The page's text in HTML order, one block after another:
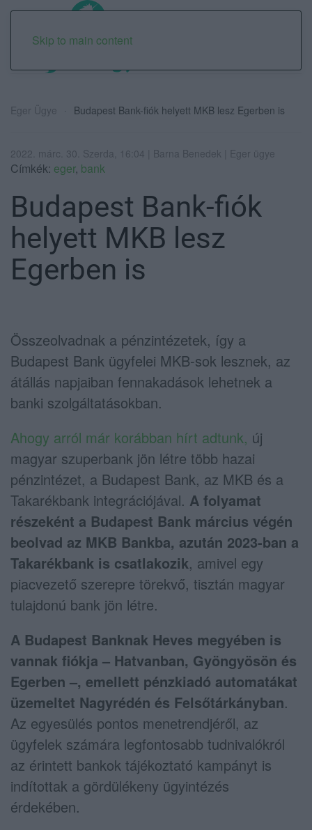
Skip to main content
Eger Ügye Budapest Bank-fiók helyett MKB lesz Egerben is
2022. márc. 30. Szerda, 16:04 | Barna Benedek | Eger ügye
Címkék: eger, bank
Budapest Bank-fiók
helyett MKB lesz
Egerben is
Összeolvadnak a pénzintézetek, így a
Budapest Bank ügyfelei MKB-sok lesznek, az
átállás napjaiban fennakadások lehetnek a
banki szolgáltatásokban.
Ahogy arról már korábban hírt adtunk, új
magyar szuperbank jön létre több hazai
pénzintézet, a Budapest Bank, az MKB és a
Takarékbank integrációjával. A folyamat
részeként a Budapest Bank március végén
beolvad az MKB Bankba, azután 2023-ban a
Takarékbank is csatlakozik, amivel egy
piacvezető szerepre törekvő, tisztán magyar
tulajdonú bank jön létre.
A Budapest Banknak Heves megyében is
vannak fiókja – Hatvanban, Gyöngyösön és
Egerben –, emellett pénzkiadó automatákat
üzemeltet Nagyrédén és Felsőtárkányban.
Az egyesülés pontos menetrendjéről, az
ügyfelek számára legfontosabb tudnivalókról
az érintett bankok tájékoztató kampányt is
indítottak a gördülékeny ügyintézés
érdekében.